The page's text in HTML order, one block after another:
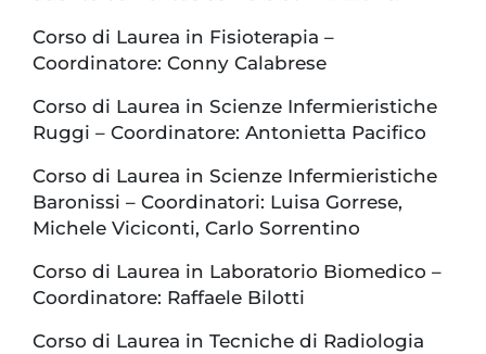
Corso di Laurea in Fisioterapia –
Coordinatore: Conny Calabrese
Corso di Laurea in Scienze Infermieristiche
Ruggi – Coordinatore: Antonietta Pacifico
Corso di Laurea in Scienze Infermieristiche
Baronissi – Coordinatori: Luisa Gorrese,
Michele Viciconti, Carlo Sorrentino
Corso di Laurea in Laboratorio Biomedico –
Coordinatore: Raffaele Bilotti
Corso di Laurea in Tecniche di Radiologia